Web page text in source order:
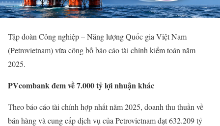
Tập đoàn Công nghiệp – Năng lượng Quốc gia Việt Nam
(Petrovietnam) vừa công bố báo cáo tài chính kiểm toán năm
2025.
PVcombank đem về 7.000 tỷ lợi nhuận khác
Theo báo cáo tài chính hợp nhất năm 2025, doanh thu thuần về
bán hàng và cung cấp dịch vụ của Petrovietnam đạt 632.209 tỷ